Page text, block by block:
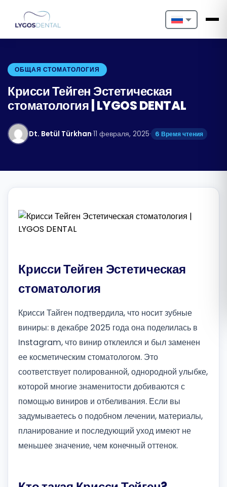
Nederlands
Deutsch
Português
Русский
ОБЩАЯ СТОМАТОЛОГИЯ
Крисси Тейген Эстетическая
стоматология | LYGOS DENTAL
Dt. Betül Türkhan·11 февраля, 2025· 6 Время чтения
Крисси Тейген Эстетическая
стоматология
Крисси Тайген подтвердила, что носит зубные
виниры: в декабре 2025 года она поделилась в
Instagram, что винир отклеился и был заменен
ее косметическим стоматологом. Это
соответствует полированной, однородной улыбке,
которой многие знаменитости добиваются с
помощью виниров и отбеливания. Если вы
задумываетесь о подобном лечении, материалы,
планирование и последующий уход имеют не
меньшее значение, чем конечный оттенок.